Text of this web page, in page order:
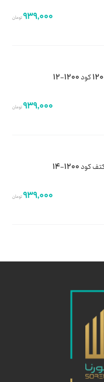
939,000تومان
939,000تومان
939,000تومان